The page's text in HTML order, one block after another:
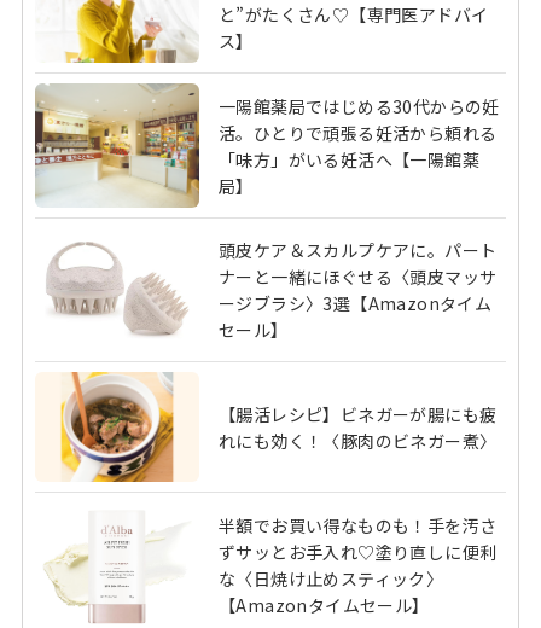
と”がたくさん♡【専門医アドバイ
ス】
一陽館薬局ではじめる30代からの妊
活。ひとりで頑張る妊活から頼れる
「味方」がいる妊活へ【一陽館薬
局】
頭皮ケア＆スカルプケアに。パート
ナーと一緒にほぐせる〈頭皮マッサ
ージブラシ〉3選【Amazonタイム
セール】
【腸活レシピ】ビネガーが腸にも疲
れにも効く！〈豚肉のビネガー煮〉
半額でお買い得なものも！手を汚さ
ずサッとお手入れ♡塗り直しに便利
な〈日焼け止めスティック〉
【Amazonタイムセール】